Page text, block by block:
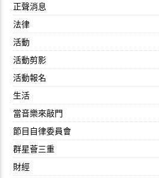
正聲消息
法律
活動
活動剪影
活動報名
生活
當音樂來敲門
節目自律委員會
群星薈三重
財經